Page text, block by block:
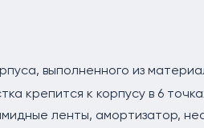
выполненного из
крепится к корпусу в 6
ленты, амортизатор,